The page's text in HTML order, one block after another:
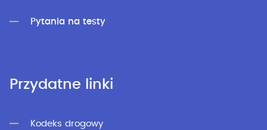
Pytania na testy
Przydatne linki
Kodeks drogowy